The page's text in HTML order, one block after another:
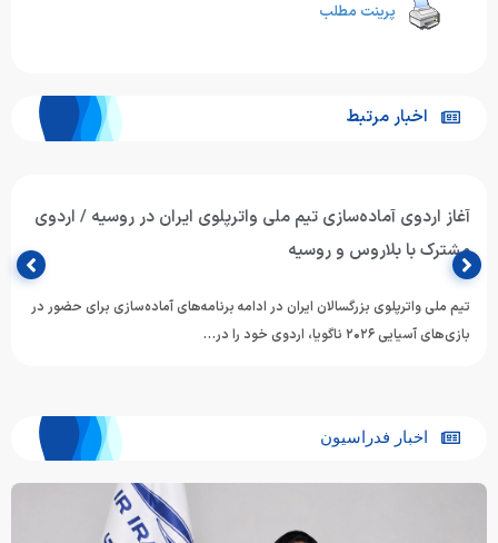
پرینت مطلب
اخبار مرتبط
تیم ملی واترپلوی جوانان ایران با برتری برابر ازبکستان پنجم آسیا
شد
تیم ملی واترپلوی جوانان ایران در آخرین دیدار خود از دوازدهمین دوره
مسابقات قهرمانی رده‌های سنی ورزش‌های آبی آسیا، با…
اخبار فدراسیون